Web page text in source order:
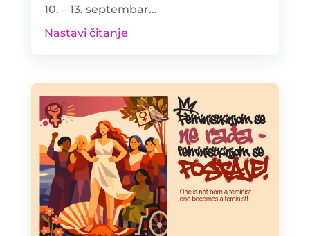
10. – 13. septembar...
Nastavi čitanje